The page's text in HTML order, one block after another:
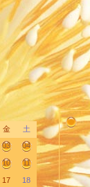
金
土
03 04
10 11
17 18